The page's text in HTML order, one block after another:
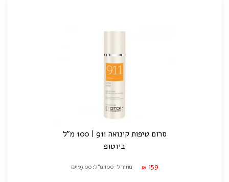
סרום טיפות קינואה 911 | 100 מ"ל
ביוטופ
₪ 159 מחיר ל-100 מ"ל: ₪159.00